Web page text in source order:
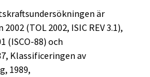
är
(TOL 2002, ISIC REV 3.1),
(ISCO-88) och
Klassificeringen av
1989,